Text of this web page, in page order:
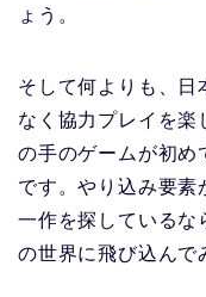
ょう。
そして何よりも、日
なく協力プレイを楽
の手のゲームが初め
です。やり込み要素
一作を探しているな
の世界に飛び込んで